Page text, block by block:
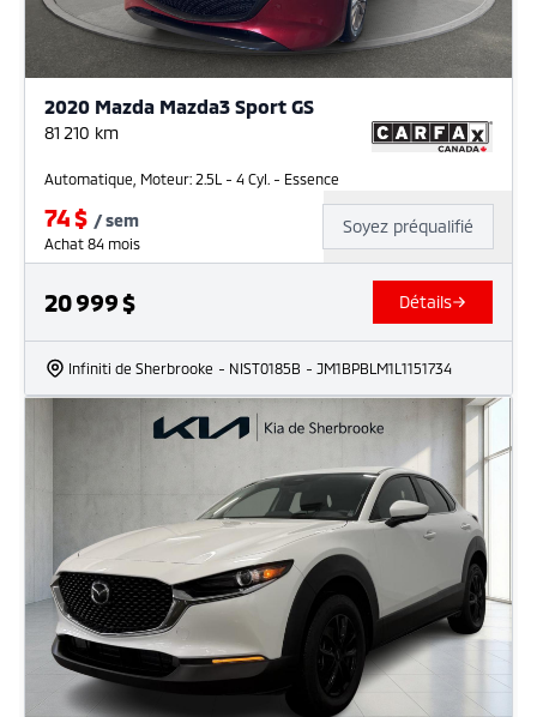
2020 Mazda Mazda3 Sport GS
81 210 km
Automatique, Moteur: 2.5L - 4 Cyl. - Essence
74$ /sem
Achat 84 mois
Soyez préqualifié
20 999$ Détails
Infiniti de Sherbrooke - NIST0185B - JM1BPBLM1L1151734